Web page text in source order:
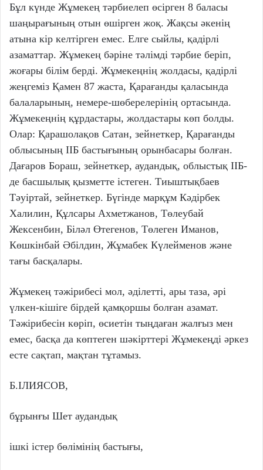
Бұл күнде Жұмекең тәрбиелеп өсірген 8 баласы
шаңырағының отын өшірген жоқ. Жақсы әкенің
атына кір келтірген емес. Елге сыйлы, қадірлі
азаматтар. Жұмекең бәріне тәлімді тәрбие беріп,
жоғары білім берді. Жұмекеңнің жолдасы, қадірлі
жеңгеміз Қамен 87 жаста, Қарағанды қаласында
балаларының, немере-шөберелерінің ортасында.
Жұмекеңнің құрдастары, жолдастары көп болды.
Олар: Қарашолақов Сатан, зейнеткер, Қарағанды
облысының ІІБ бастығының орынбасары болған.
Дағаров Бораш, зейнеткер, аудандық, облыстық ІІБ-
де басшылық қызметте істеген. Тиыштықбаев
Тәуіртай, зейнеткер. Бүгінде марқұм Кәдірбек
Халилин, Құлсары Ахметжанов, Төлеубай
Жексенбин, Біләл Өтегенов, Төлеген Иманов,
Көшкінбай Әбілдин, Жұмабек Күлейменов және
тағы басқалары.
Жұмекең тәжірибесі мол, әділетті, ары таза, әрі
үлкен-кішіге бірдей қамқоршы болған азамат.
Тәжірибесін көріп, өсиетін тыңдаған жалғыз мен
емес, басқа да көптеген шәкірттері Жұмекеңді әркез
есте сақтап, мақтан тұтамыз.
Б.ІЛИЯСОВ,
бұрынғы Шет аудандық
ішкі істер бөлімінің бастығы,